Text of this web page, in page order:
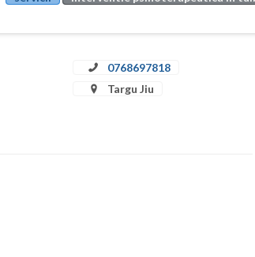
0768697818
Targu Jiu